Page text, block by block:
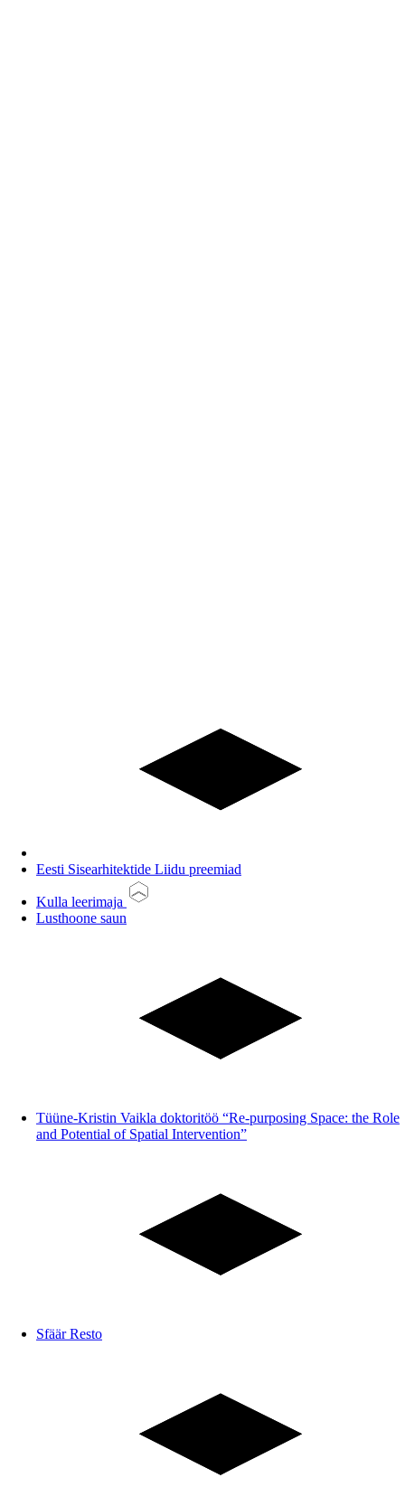
Eesti Sisearhitektide Liidu preemiad
Kulla leerimaja
Lusthoone saun
Tüüne-Kristin Vaikla doktoritöö “Re-purposing Space: the Role
and Potential of Spatial Intervention”
Sfäär Resto